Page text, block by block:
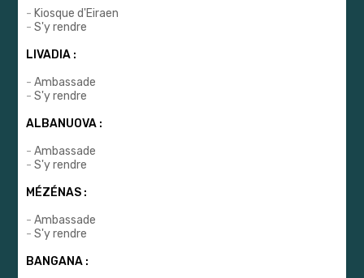
- Kiosque d'Eiraen
-S'y rendre
LIVADIA :
-Ambassade
-S'y rendre
ALBANUOVA :
-Ambassade
-S'y rendre
MÉZÉNAS :
-Ambassade
-S'y rendre
BANGANA :